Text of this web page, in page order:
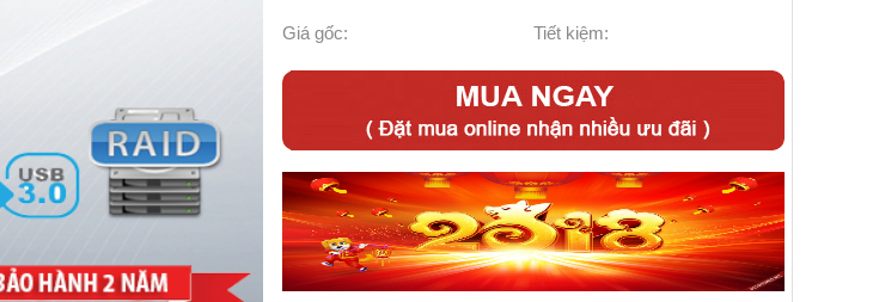
Giá gốc: Tiết kiệm: